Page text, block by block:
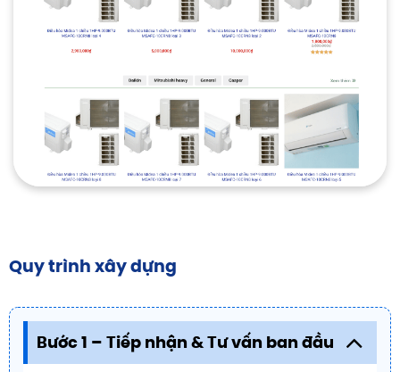
Quy trình xây dựng
Bước 1 – Tiếp nhận & Tư vấn ban đầu